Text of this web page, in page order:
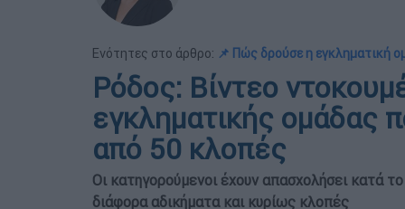
Ενότητες στο άρθρο: 📌 Πώς δρούσε η εγκληματική
Ρόδος: Βίντεο
εγκληματικής ομάδας
από 50 κλοπές
Οι κατηγορούμενοι έχουν απασχολήσει κατά
διάφορα αδικήματα και κυρίως κλοπές